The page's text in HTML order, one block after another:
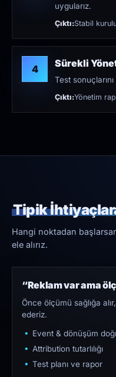
uygularız.
Çıktı:Stabil
4 Sürekli
Test
Çıktı:Yönetim
Tipik
Hangi noktadan
ele alırız.
“Reklam var ama
Önce ölçümü sağlığa
ederiz.
Event & dönüşüm
Attribution tutarlılığı
Test planı ve rapor